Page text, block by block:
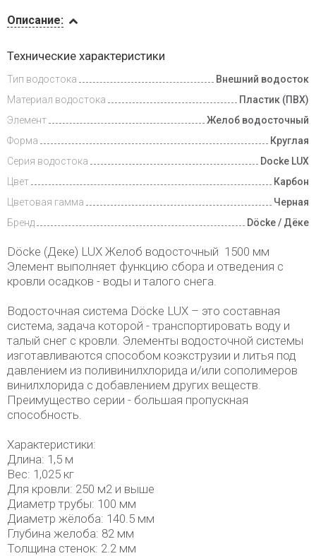
и оплата
Описание:
Технические характеристики
Тип водостока
Внешний водосток
Материал водостока
Пластик (ПВХ)
Элемент
Желоб водосточный
Форма
Круглая
Серия водостока
Docke LUX
Цвет
Карбон
Цветовая гамма
Черная
Бренд
Döcke / Дёке
Döcke (Деке) LUX Желоб водосточный 1500 мм
Элемент выполняет функцию сбора и отведения с
кровли осадков - воды и талого снега.
Водосточная система Döcke LUX – это составная
система, задача которой - транспортировать воду и
талый снег с кровли. Элементы водосточной системы
изготавливаются способом коэкструзии и литья под
давлением из поливинилхлорида и/или сополимеров
винилхлорида с добавлением других веществ.
Преимущество серии - большая пропускная
способность.
Характеристики:
Длина: 1,5 м
Вес: 1,025 кг
Для кровли: 250 м2 и выше
Диаметр трубы: 100 мм
Диаметр жёлоба: 140.5 мм
Глубина желоба: 82 мм
Толщина стенок: 2.2 мм